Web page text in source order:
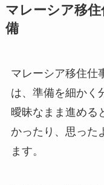
マレーシア移
備
マレーシア移住仕
は、準備を細かく
曖昧なまま進める
かったり、思った
ます。